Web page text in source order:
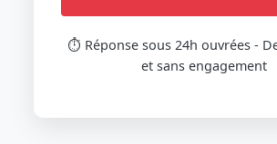
⏱️ Réponse sous 24h ouvrées -
et sans engagement